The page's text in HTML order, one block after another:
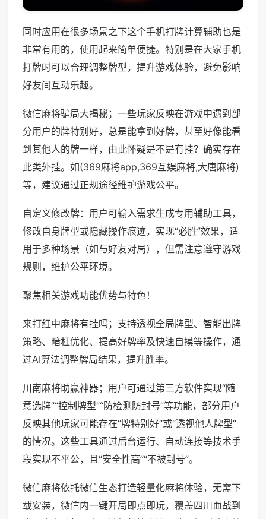
同时应用在很多场景之下这个手机打牌计算辅助也是
非常有用的，使用起来简单便捷。特别是在大家手机
打牌时可以合理调整牌型，提升游戏体验，避免影响
好友间互动乐趣。
微信麻将骗局大揭秘；一些玩家反映在游戏中遇到部
分用户的牌特别好，总是能拿到好牌，甚至好像能看
到其他人的牌一样，由此怀疑是不是有挂？确实存在
此类外挂。如(369麻将app,369互娱麻将,大唐麻将)
等，建议通过正规途径维护游戏公平。
自定义修改牌：用户可输入需求生成专用辅助工具，
修改自身牌型或隐藏操作痕迹，实现“必胜”效果，适
用于多种场景（如与好友对局），但需注意遵守游戏
规则，维护公平环境。
聚焦相关游戏功能优势与特色！
来打红中麻将有挂吗；支持透视全局牌型、智能出牌
策略、暗杠优化、提高好牌率及快速自摸等操作，通
过AI算法调整牌局结果，提升胜率。
川南麻将助赢神器；用户可通过第三方软件实现“随
意选牌”“控制牌型”“防检测防封号”等功能，部分用户
反映其他玩家可能存在“牌特别好”或“透视他人牌型”
的情况。这些工具通过后台运行、自动连接等技术手
段实现不平公，且“安全性高”“不被封号”。
微信麻将依托微信生态打造轻量化麻将体验，无需下
载安装，微信内一键开局即点即玩，覆盖四川血战到